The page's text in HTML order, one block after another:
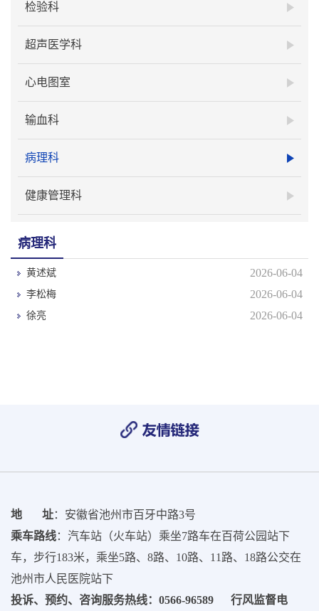
检验科
超声医学科
心电图室
输血科
病理科
健康管理科
病理科
2026-06-04
黄述斌
2026-06-04
李松梅
2026-06-04
徐亮
地 址：安徽省池州市百牙中路3号
乘车路线：汽车站（火车站）乘坐7路车在百荷公园站下
车，步行183米，乘坐5路、8路、10路、11路、18路公交在
池州市人民医院站下
投诉、预约、咨询服务热线：0566-96589 行风监督电